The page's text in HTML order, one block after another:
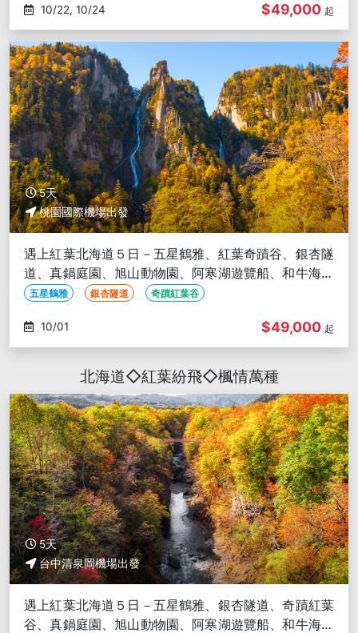
10/22, 10/24 $49,000 起
5天
桃園國際機場出發
遇上紅葉北海道５日－五星鶴雅、紅葉奇蹟谷、銀杏隧
道、真鍋庭園、旭山動物園、阿寒湖遊覽船、和牛海鮮
螃蟹吃到飽-北出中回
五星鶴雅 銀杏隧道 奇蹟紅葉谷
10/01 $49,000 起
北海道◇紅葉紛飛◇楓情萬種
5天
台中清泉岡機場出發
遇上紅葉北海道５日－五星鶴雅、銀杏隧道、奇蹟紅葉
谷、真鍋庭園、旭山動物園、阿寒湖遊覽船、和牛海鮮